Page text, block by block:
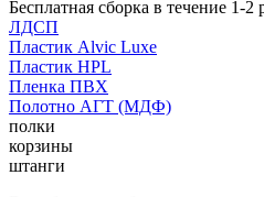
Бесплатная сборка в течение 1-2
ЛДСП
Пластик Alvic Luxe
Пластик HPL
Пленка ПВХ
Полотно АГТ (МДФ)
полки
корзины
штанги